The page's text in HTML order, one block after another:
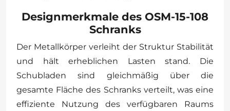
Designmerkmale des OSM-15-108
Schranks
Der Metallkörper verleiht der Struktur Stabilität
und hält erheblichen Lasten stand. Die
Schubladen sind gleichmäßig über die
gesamte Fläche des Schranks verteilt, was eine
effiziente Nutzung des verfügbaren Raums